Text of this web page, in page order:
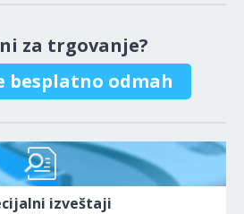
za trgovanje?
besplatno odmah
izveštaji